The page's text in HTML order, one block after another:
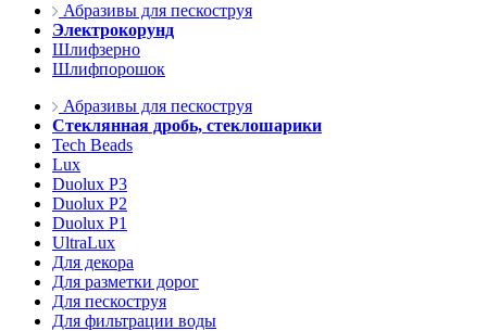
Абразивы для пескоструя
Электрокорунд
Шлифзерно
Шлифпорошок
Абразивы для пескоструя
Стеклянная дробь, стеклошарики
Tech Beads
Lux
Duolux P3
Duolux P2
Duolux P1
UltraLux
Для декора
Для разметки дорог
Для пескоструя
Для фильтрации воды